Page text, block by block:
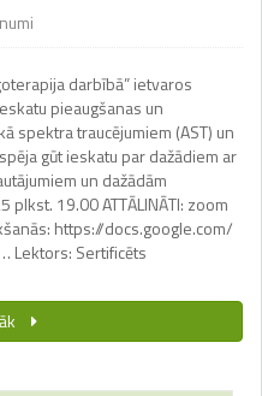
darbībā” ietvaros
pieaugšanas un
spektra traucējumiem (AST) un
gūt ieskatu par dažādiem ar
un dažādām
19.00 ATTĀLINĀTI: zoom
https://docs.google.com/
Lektors: Sertificēts